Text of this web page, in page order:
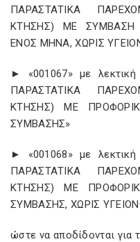
ΠΑΡΑΣΤΑΤΙΚΑ
ΚΤΗΣΗΣ) ΜΕ ΣΥΜΒΑΣΗ
ΕΝΟΣ ΜΗΝΑ, ΧΩΡΙΣ
► «001067» με
ΠΑΡΑΣΤΑΤΙΚΑ
ΚΤΗΣΗΣ) ΜΕ
ΣΥΜΒΑΣΗΣ»
► «001068» με
ΠΑΡΑΣΤΑΤΙΚΑ
ΚΤΗΣΗΣ) ΜΕ
ΣΥΜΒΑΣΗΣ, ΧΩΡΙΣ
ώστε να αποδίδονται για